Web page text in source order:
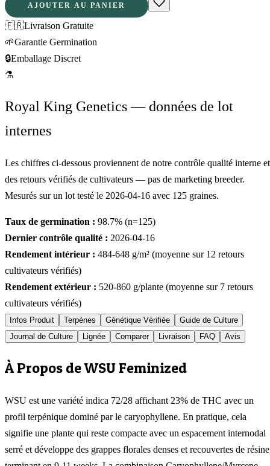
AJOUTER AU PANIER
🇫🇷Livraison Gratuite
🌱Garantie Germination
🔒Emballage Discret
⚗
Royal King Genetics — données de lot
internes
Les chiffres ci-dessous proviennent de notre contrôle qualité interne et
des retours vérifiés de cultivateurs — pas de marketing breeder.
Mesurés sur un lot testé le 2026-04-16 avec 125 graines.
Taux de germination : 98.7% (n=125)
Dernier contrôle qualité : 2026-04-16
Rendement intérieur : 484-648 g/m² (moyenne sur 12 retours
cultivateurs vérifiés)
Rendement extérieur : 520-860 g/plante (moyenne sur 7 retours
cultivateurs vérifiés)
Infos Produit Terpènes Génétique Vérifiée
Guide de Culture
Journal de Culture
Lignée Comparer Livraison FAQ Avis
À Propos de WSU Feminized
WSU est une variété indica 72/28 affichant 23% de THC avec un
profil terpénique dominé par le caryophyllene. En pratique, cela
signifie une plante qui reste compacte avec un espacement internodal
serré et développe des grappes florales denses et recouvertes de